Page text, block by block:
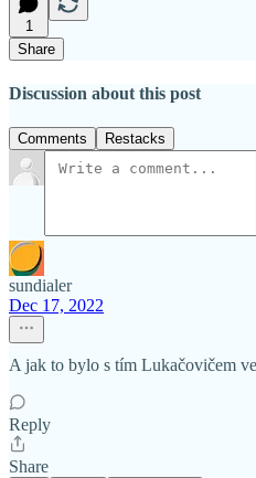
1
Share
Discussion about this post
Comments Restacks
sundialer
Dec 17, 2022
A jak to bylo s tím Lukačovičem
Reply
Share